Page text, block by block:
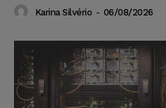
Karina Silvério - 06/08/2026